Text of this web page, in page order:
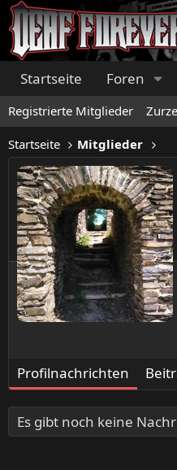
Startseite Foren
Registrierte Mitglieder
Startseite Mitglieder
Profilnachrichten
Es gibt noch keine